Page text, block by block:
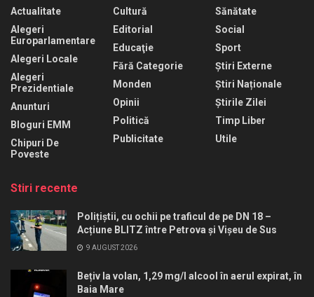
Actualitate
Alegeri
Europarlamentare
Alegeri Locale
Alegeri
Prezidentiale
Anunturi
Bloguri EMM
Chipuri De
Poveste
Cultură
Editorial
Educaţie
Fără Categorie
Monden
Opinii
Politică
Publicitate
Sănătate
Social
Sport
Știri Externe
Știri Naționale
Știrile Zilei
Timp Liber
Utile
Stiri recente
Polițiștii, cu ochii pe traficul de pe DN 18 –
Acțiune BLITZ între Petrova și Vișeu de Sus
9 AUGUST 2026
Bețiv la volan, 1,29 mg/l alcool în aerul expirat, în
Baia Mare